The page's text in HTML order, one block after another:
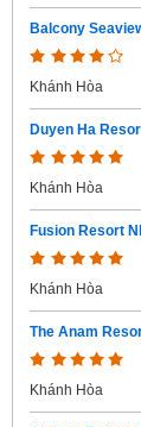
Balcony
Khánh Hòa
Duyen Ha
Khánh Hòa
Fusion Resort
Khánh Hòa
The Anam
Khánh Hòa